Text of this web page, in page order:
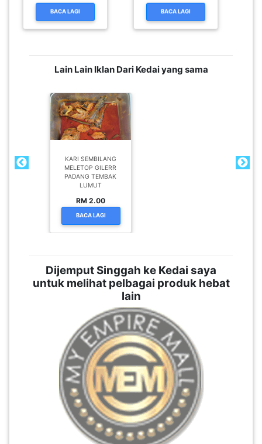
BACA LAGI BACA LAGI
Lain Lain Iklan Dari Kedai yang sama
KARI SEMBILANG
MELETOP GILERR
PADANG TEMBAK
LUMUT
RM 2.00
BACA LAGI
Dijemput Singgah ke Kedai saya
untuk melihat pelbagai produk hebat
lain